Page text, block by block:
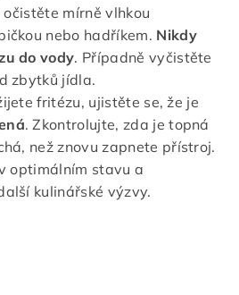
mírně vlhkou
nebo hadříkem. Nikdy
do vody. Případně vyčistěte
zbytků jídla.
fritézu, ujistěte se, že je
. Zkontrolujte, zda je topná
než znovu zapnete přístroj.
optimálním stavu a
kulinářské výzvy.